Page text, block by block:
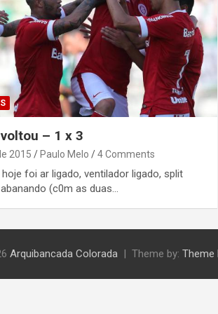
voltou – 1 x 3
2015 Paulo Melo 4 Comments
foi ar ligado, ventilador ligado, split
(c0m as duas…
Arquibancada Colorada Theme by: Theme